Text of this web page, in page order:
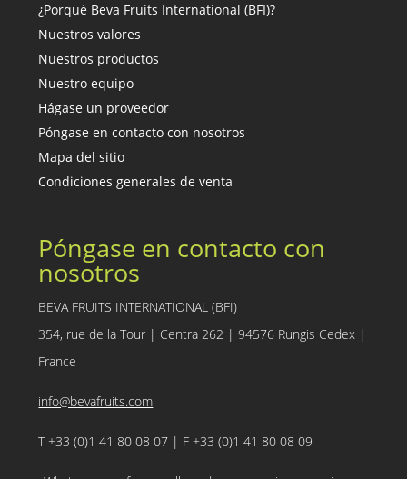
¿Porqué Beva Fruits International (BFI)?
Nuestros valores
Nuestros productos
Nuestro equipo
Hágase un proveedor
Póngase en contacto con nosotros
Mapa del sitio
Condiciones generales de venta
Póngase en contacto con
nosotros
BEVA FRUITS INTERNATIONAL (BFI)
354, rue de la Tour | Centra 262 | 94576 Rungis Cedex |
France
info@bevafruits.com
T +33 (0)1 41 80 08 07 | F +33 (0)1 41 80 08 09